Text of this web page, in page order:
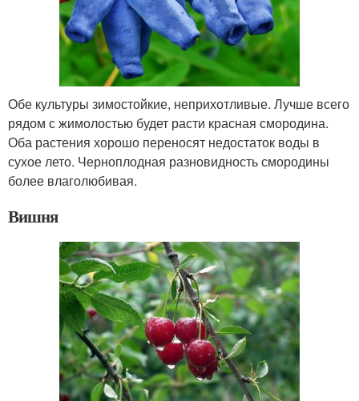
Обе культуры зимостойкие, неприхотливые. Лучше всего
рядом с жимолостью будет расти красная смородина.
Оба растения хорошо переносят недостаток воды в
сухое лето. Черноплодная разновидность смородины
более влаголюбивая.
Вишня